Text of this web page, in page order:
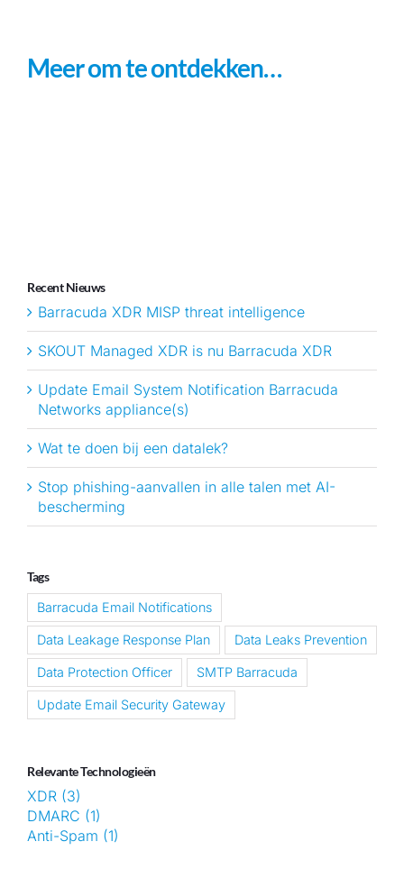
Meer om te ontdekken…
Recent Nieuws
Barracuda XDR MISP threat intelligence
SKOUT Managed XDR is nu Barracuda XDR
Update Email System Notification Barracuda
Networks appliance(s)
Wat te doen bij een datalek?
Stop phishing-aanvallen in alle talen met AI-
bescherming
Tags
Barracuda Email Notifications
Data Leakage Response Plan Data Leaks Prevention
Data Protection Officer SMTP Barracuda
Update Email Security Gateway
Relevante Technologieën
XDR (3)
DMARC (1)
Anti-Spam (1)